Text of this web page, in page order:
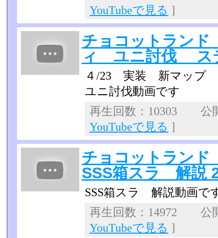
YouTubeで見る ]
チョコットラン
ィ ユニ討伐 ス
４/23 実装 新マッ
ユニ討伐動画です
再生回数：10303 公
YouTubeで見る ]
チョコットラン
SSS箱スラ 解説
SSS箱スラ 解説動画で
再生回数：14972 公
YouTubeで見る ]